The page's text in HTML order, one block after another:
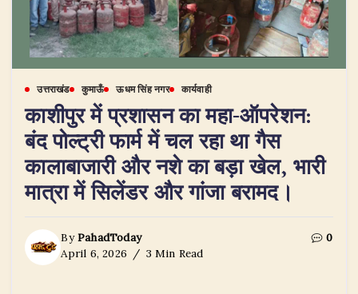
उत्तराखंड कुमाऊँ ऊधम सिंह नगर कार्यवाही
काशीपुर में प्रशासन का महा-ऑपरेशन:
बंद पोल्ट्री फार्म में चल रहा था गैस
कालाबाजारी और नशे का बड़ा खेल, भारी
मात्रा में सिलेंडर और गांजा बरामद।
ByPahadToday
April 6, 2026
3 Min Read
0